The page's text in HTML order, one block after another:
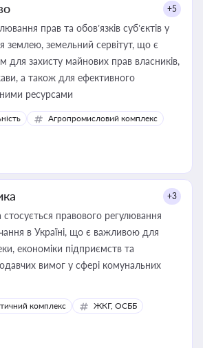
+5
прав та обов’язків суб’єктів у
землею, земельний сервітут, що є
для захисту майнових прав власників,
а також для ефективного
ресурсами
Агропромисловий комплекс
+3
стосується правового регулювання
в Україні, що є важливою для
економіки підприємств та
вимог у сфері комунальних
комплекс ЖКГ, ОСББ